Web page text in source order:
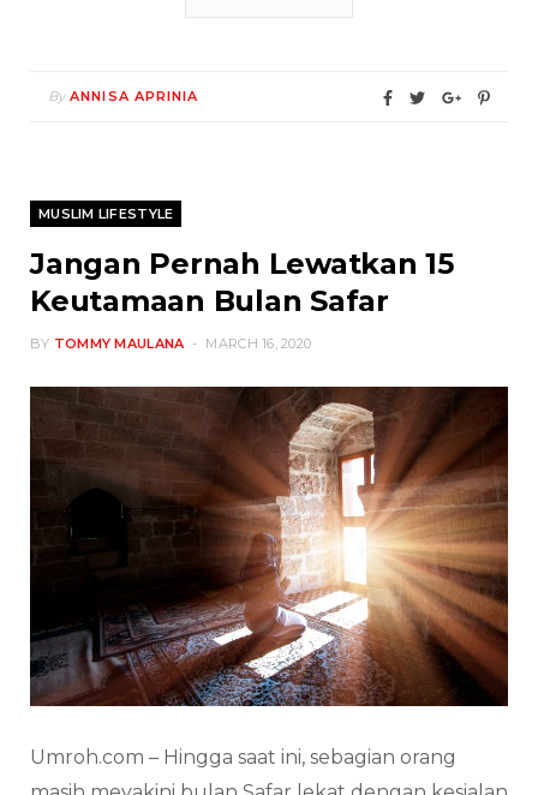
By ANNISA APRINIA
MUSLIM LIFESTYLE
Jangan Pernah Lewatkan 15
Keutamaan Bulan Safar
BY TOMMY MAULANA MARCH 16, 2020
Umroh.com – Hingga saat ini, sebagian orang